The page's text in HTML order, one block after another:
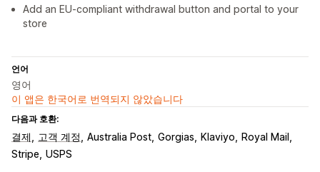
Add an EU-compliant withdrawal button and portal to your
store
언어
영어
이 앱은 한국어로 번역되지 않았습니다
다음과 호환:
결제 고객 계정 Australia Post Gorgias Klaviyo
Royal Mail
Stripe USPS